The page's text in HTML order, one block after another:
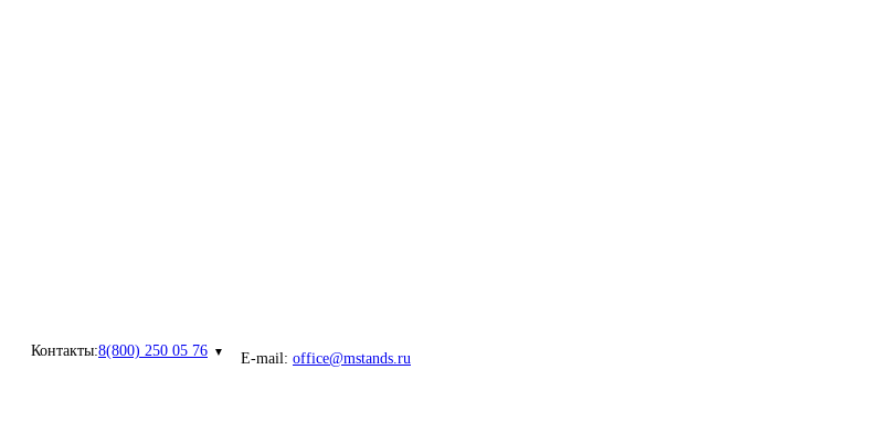
Контакты:8(800) 250 05 76 E-mail: office@mstands.ru